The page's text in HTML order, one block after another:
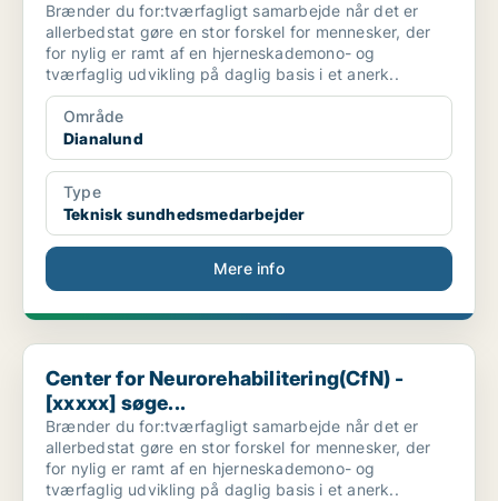
Brænder du for:tværfagligt samarbejde når det er
allerbedstat gøre en stor forskel for mennesker, der
for nylig er ramt af en hjerneskademono- og
tværfaglig udvikling på daglig basis i et anerk..
Område
Dianalund
Type
Teknisk sundhedsmedarbejder
Mere info
Center for Neurorehabilitering(CfN) - [xxxxx] søge...
Center for Neurorehabilitering(CfN) -
[xxxxx] søge...
Brænder du for:tværfagligt samarbejde når det er
allerbedstat gøre en stor forskel for mennesker, der
for nylig er ramt af en hjerneskademono- og
tværfaglig udvikling på daglig basis i et anerk..